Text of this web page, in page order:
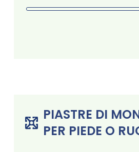
PIASTRE DI
PER PIEDE O